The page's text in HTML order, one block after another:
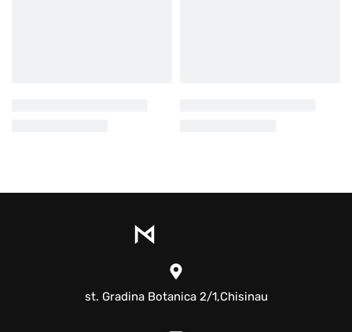
st. Gradina Botanica 2/1,Chisinau